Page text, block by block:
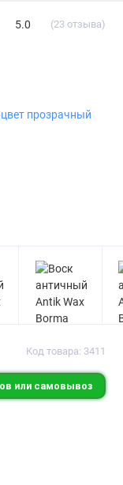
5.0 (23 отзыва)
Код товара: 3411
или самовывоз